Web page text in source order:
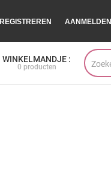
REGISTREREN AANMELDEN
WINKELMANDJE :
0 producten